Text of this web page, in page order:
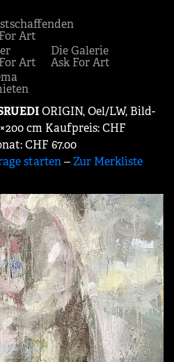
Art
Art
Die Galerie
Ask For Art
ORIGIN, Oel/LW, Bild-
cm Kaufpreis: CHF
CHF 67.00
starten‒Zur Merkliste